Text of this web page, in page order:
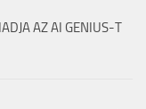
AZ AI GENIUS-T